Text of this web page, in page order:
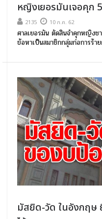
หญิงเยอรมันเจอคุก
2135 10 ก.ค. 62
ศาลเยอรมัน ตัดสินจำคุกหญิงช
ข้อหาเป็นสมาชิกกลุ่มก่อการร้าย
มัสยิด-วัด ในอังกฤ